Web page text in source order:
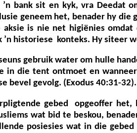
bank sit en kyk, vra Deedat
geneem het, benader hy
aksie is nie net higiënies
historiese konteks. Hy siteer
gebruik water om hulle
in die tent ontmoet en
bevel gevolg. (Exodus 40:31-32).
gebed opgeoffer
wat bid te beskou,
posiesies wat in die